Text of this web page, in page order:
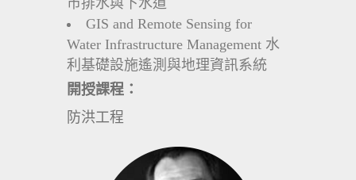
市排水與下水道
GIS and Remote Sensing for
Water Infrastructure Management 水
利基礎設施遙測與地理資訊系統
開授課程：
防洪工程